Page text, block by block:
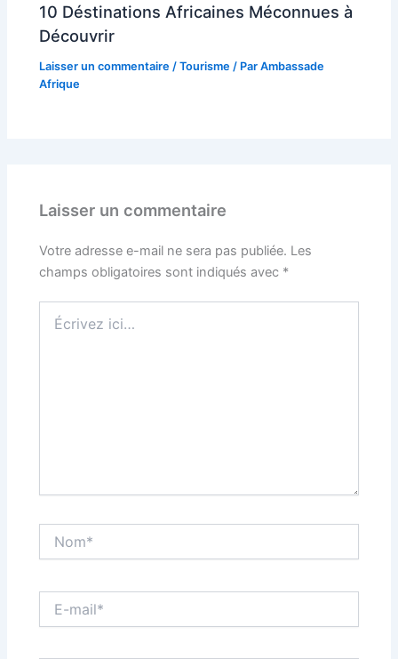
10 Déstinations Africaines Méconnues à
Découvrir
Laisser un commentaire /Tourisme / ParAmbassade
Afrique
Laisser un commentaire
Votre adresse e-mail ne sera pas publiée. Les
champs obligatoires sont indiqués avec *
ici…
mail*